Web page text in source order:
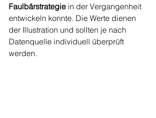
Faulbärstrategie in der Vergangenheit
entwickeln konnte. Die Werte dienen
der Illustration und sollten je nach
Datenquelle individuell überprüft
werden.